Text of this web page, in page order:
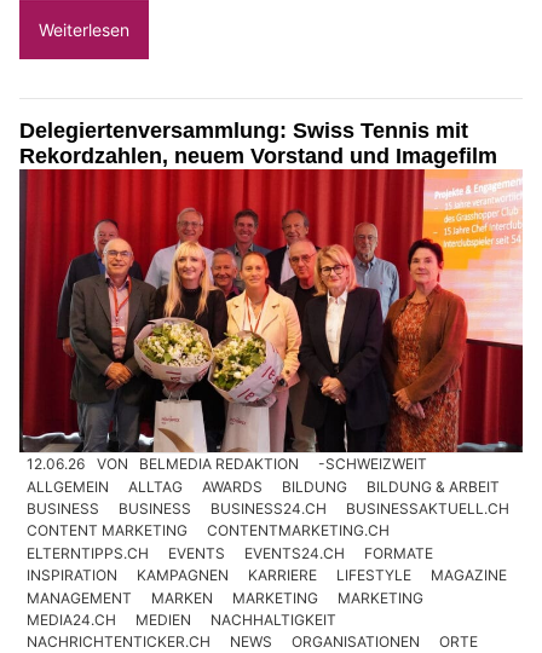
Weiterlesen
Delegiertenversammlung: Swiss Tennis mit
Rekordzahlen, neuem Vorstand und Imagefilm
12.06.26 VON BELMEDIA REDAKTION
-SCHWEIZWEIT
ALLGEMEIN
ALLTAG AWARDS BILDUNG
BILDUNG & ARBEIT
BUSINESS
BUSINESS BUSINESS24.CH
BUSINESSAKTUELL.CH
CONTENT MARKETING
CONTENTMARKETING.CH
ELTERNTIPPS.CH
EVENTS EVENTS24.CH
FORMATE
INSPIRATION
KAMPAGNEN KARRIERE LIFESTYLE
MAGAZINE
MANAGEMENT
MARKEN MARKETING
MARKETING
MEDIA24.CH
MEDIEN
NACHHALTIGKEIT
NACHRICHTENTICKER.CH
NEWS ORGANISATIONEN
ORTE